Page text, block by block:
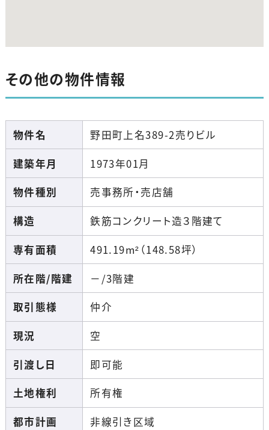
その他の物件情報
物件名
野田町上名389-2売りビル
建築年月
1973年01月
物件種別
売事務所・売店舗
構造
鉄筋コンクリート造３階建て
専有面積
491.19m²（148.58坪）
所在階/階建
－/3階建
取引態様
仲介
現況
空
引渡し日
即可能
土地権利
所有権
都市計画
非線引き区域